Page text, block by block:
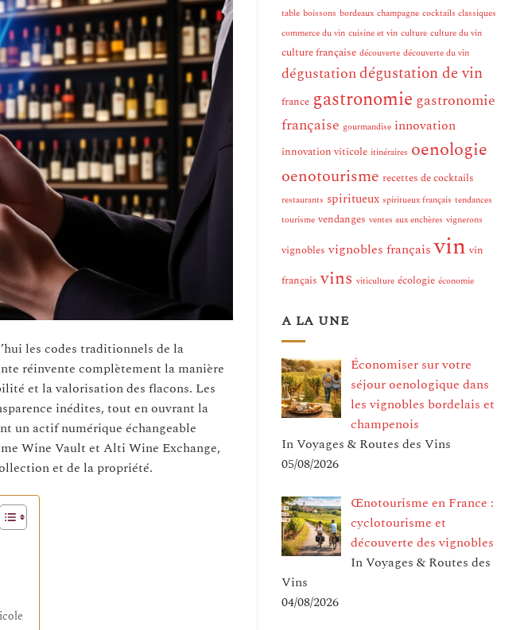
les codes traditionnels de la
réinvente complètement la manière
et la valorisation des flacons. Les
inédites, tout en ouvrant la
un actif numérique échangeable
Wine Vault et Alti Wine Exchange,
et de la propriété.
table boissons bordeaux champagne cocktails classiques
commerce du vin cuisine et vin culture culture du vin
culture française découverte découverte du vin
dégustationdégustation de vin
france gastronomie gastronomie
française gourmandise innovation
innovation viticole itinéraires oenologie
oenotourisme recettes de cocktails
restaurants spiritueux spiritueux français tendances
tourisme vendanges ventes aux enchères vignerons
vignobles vignobles français vin vin
français vins viticulture écologie économie
A LA UNE
Économiser sur votre
séjour oenologique dans
les vignobles bordelais et
champenois
In Voyages & Routes des Vins
05/08/2026
Œnotourisme en France :
cyclotourisme et
découverte des vignobles
In Voyages & Routes des
Vins
04/08/2026